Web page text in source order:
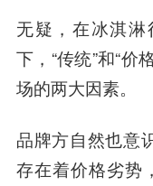
无疑，在冰淇
下，“传统”和“价
场的两大因素。
品牌方自然也意
存在着价格劣势